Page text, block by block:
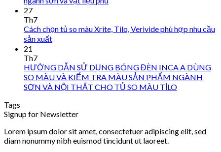
27
Th7
Cách chọn tủ so màu Xrite, Tilo, Verivide phù hợp nhu cầu
sản xuất
21
Th7
HƯỚNG DẪN SỬ DỤNG BÓNG ĐÈN INCA A DÙNG
SO MÀU VÀ KIỂM TRA MÀU SẢN PHẨM NGÀNH
SƠN VÀ NỘI THẤT CHO TỦ SO MÀU TİLO
Tags
Signup for Newsletter
Lorem ipsum dolor sit amet, consectetuer adipiscing elit, sed
diam nonummy nibh euismod tincidunt ut laoreet.